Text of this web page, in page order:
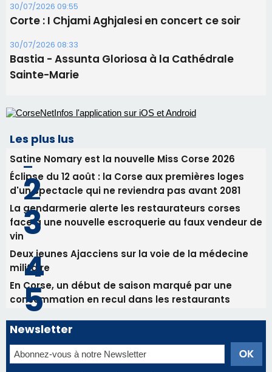
30/07/2026 09:55
Corte : I Chjami Aghjalesi en concert ce soir
30/07/2026 08:33
Bastia - Assunta Gloriosa à la Cathédrale
Sainte-Marie
Les plus lus
Satine Nomary est la nouvelle Miss Corse 2026
Éclipse du 12 août : la Corse aux premières loges
d'un spectacle qui ne reviendra pas avant 2081
La gendarmerie alerte les restaurateurs corses
face à une nouvelle escroquerie au faux vendeur de
vin
Deux jeunes Ajacciens sur la voie de la médecine
militaire
En Corse, un début de saison marqué par une
consommation en recul dans les restaurants
Newsletter